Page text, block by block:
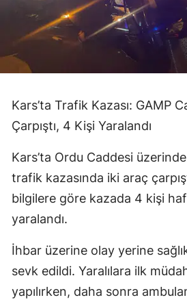
Kars’ta Trafik Kazası: GAMP
Çarpıştı, 4 Kişi Yaralandı
Kars’ta Ordu Caddesi
trafik kazasında iki araç
bilgilere göre kazada 4 kişi
yaralandı.
İhbar üzerine olay yerine
sevk edildi. Yaralılara ilk
yapılırken, daha sonra